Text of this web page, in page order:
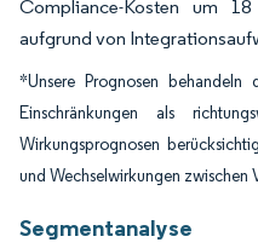
Compliance-Kosten um
aufgrund von
*Unsere Prognosen
Einschränkungen als
Wirkungsprognosen
und Wechselwirkungen zwischen
Segmentanalyse